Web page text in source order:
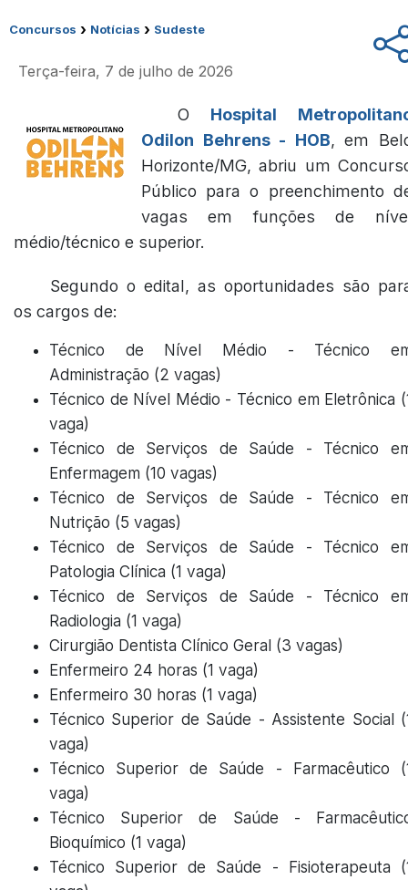
Concursos › Notícias › Sudeste
Terça-feira, 7 de julho de 2026
O Hospital
Odilon Behrens - HOB, em
Horizonte/MG, abriu um
Público para o preenchimento
vagas em funções de
médio/técnico e superior.
Segundo o edital, as oportunidades são
os cargos de:
Técnico de Nível Médio - Técnico
Administração (2 vagas)
Técnico de Nível Médio - Técnico em Eletrônica
vaga)
Técnico de Serviços de Saúde - Técnico
Enfermagem (10 vagas)
Técnico de Serviços de Saúde - Técnico
Nutrição (5 vagas)
Técnico de Serviços de Saúde - Técnico
Patologia Clínica (1 vaga)
Técnico de Serviços de Saúde - Técnico
Radiologia (1 vaga)
Cirurgião Dentista Clínico Geral (3 vagas)
Enfermeiro 24 horas (1 vaga)
Enfermeiro 30 horas (1 vaga)
Técnico Superior de Saúde - Assistente Social
vaga)
Técnico Superior de Saúde - Farmacêutico
vaga)
Técnico Superior de Saúde -
Bioquímico (1 vaga)
Técnico Superior de Saúde - Fisioterapeuta